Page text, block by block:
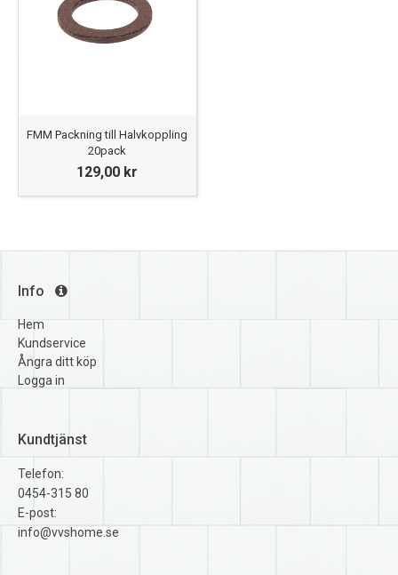
FMM Packning till Halvkoppling
20pack
129,00 kr
Info
Hem
Kundservice
Ångra ditt köp
Logga in
Kundtjänst
Telefon:
0454-315 80
E-post:
info@vvshome.se